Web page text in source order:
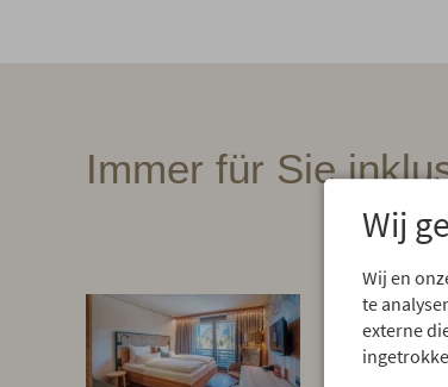
Immer für Sie
Wij
Wij en
te
externe